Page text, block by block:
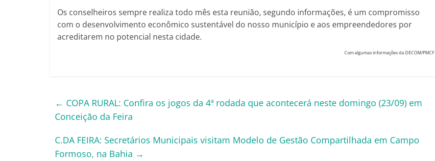
Os conselheiros sempre realiza todo mês esta reunião, segundo informações, é um compromisso
com o desenvolvimento econômico sustentável do nosso município e aos empreendedores por
acreditarem no potencial nesta cidade.
Com algumas informações da DECOM/PMCF
← COPA RURAL: Confira os jogos da 4ª rodada que acontecerá neste domingo (23/09) em
Conceição da Feira
C.DA FEIRA: Secretários Municipais visitam Modelo de Gestão Compartilhada em Campo
Formoso, na Bahia →